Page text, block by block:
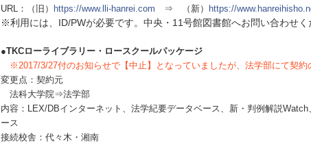
URL：（旧）
https://www.lli-hanrei.com ⇒ （新） https://
※利用には、ID/PWが必要です。中央・11号館図書館へお問い合わせく
●TKCローライブラリー・ロースクールパッケージ
※2017/3/27付のお知らせで【中止】となっていましたが、法学部にて契約
変更点：契約元
法科大学院⇒法学部
内容：LEX/DBインターネット、法学紀要データベース、新・判例解説
ース
接続校舎：代々木・湘南